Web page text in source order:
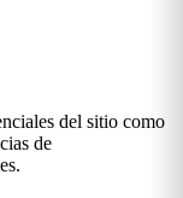
del sitio como
de